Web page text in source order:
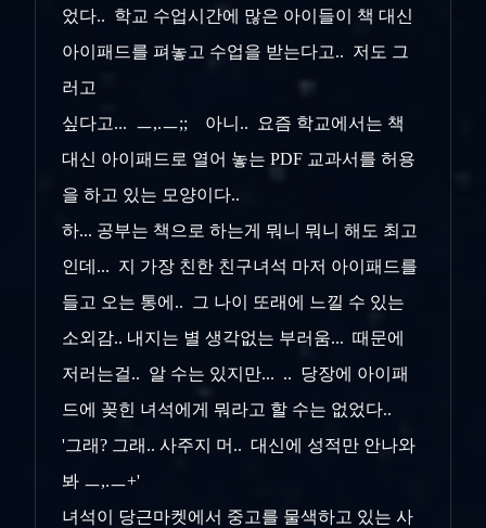
었다.. 학교 수업시간에 많은 아이들이 책 대신
아이패드를 펴놓고 수업을 받는다고.. 저도 그
러고
싶다고... ㅡ,.ㅡ;; 아니.. 요즘 학교에서는 책
대신 아이패드로 열어 놓는 PDF 교과서를 허용
을 하고 있는 모양이다..
하... 공부는 책으로 하는게 뭐니 뭐니 해도 최고
인데... 지 가장 친한 친구녀석 마저 아이패드를
들고 오는 통에.. 그 나이 또래에 느낄 수 있는
소외감.. 내지는 별 생각없는 부러움... 때문에
저러는걸.. 알 수는 있지만... .. 당장에 아이패
드에 꽂힌 녀석에게 뭐라고 할 수는 없었다..
'그래? 그래.. 사주지 머.. 대신에 성적만 안나와
봐 ㅡ,.ㅡ+'
녀석이 당근마켓에서 중고를 물색하고 있는 사